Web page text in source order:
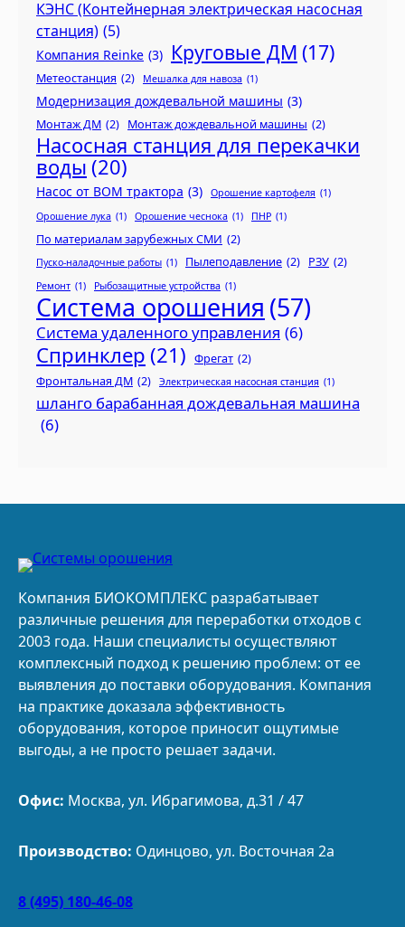
КЭНС (Контейнерная электрическая насосная
станция) (5)
Компания Reinke (3) Круговые ДМ (17)
Метеостанция (2) Мешалка для навоза (1)
Модернизация дождевальной машины (3)
Монтаж ДМ (2) Монтаж дождевальной машины (2)
Насосная станция для перекачки
воды (20)
Насос от ВОМ трактора (3) Орошение картофеля (1)
Орошение лука (1) Орошение чеснока (1) ПНР (1)
По материалам зарубежных СМИ (2)
Пуско-наладочные работы (1) Пылеподавление (2) РЗУ (2)
Ремонт (1) Рыбозащитные устройства (1)
Система орошения (57)
Система удаленного управления (6)
Спринклер (21) Фрегат (2)
Фронтальная ДМ (2) Электрическая насосная станция (1)
шланго барабанная дождевальная машина
(6)
Компания БИОКОМПЛЕКС разрабатывает
различные решения для переработки отходов с
2003 года. Наши специалисты осуществляют
комплексный подход к решению проблем: от ее
выявления до поставки оборудования. Компания
на практике доказала эффективность
оборудования, которое приносит ощутимые
выгоды, а не просто решает задачи.
Офис: Москва, ул. Ибрагимова, д.31 / 47
Производство: Одинцово, ул. Восточная 2а
8 (495) 180-46-08